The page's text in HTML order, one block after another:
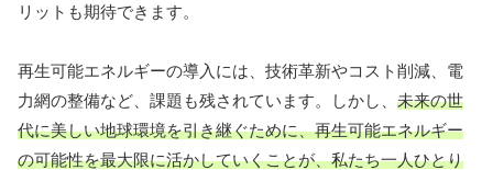
リットも期待できます。
再生可能エネルギーの導入には、技術革新やコスト削減、電
力網の整備など、課題も残されています。しかし、 未来の世
代に美しい地球環境を引き継ぐために、再生可能エネルギー
の可能性を最大限に活かしていくことが、私たち一人ひとり